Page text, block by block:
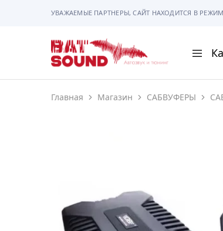
УВАЖАЕМЫЕ ПАРТНЕРЫ, САЙТ НАХОДИТСЯ В
BAT
Sound
Главная Магазин САБВУФЕРЫ